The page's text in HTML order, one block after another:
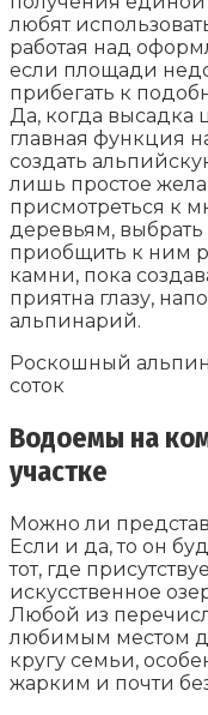
любят
работая над
если площади
прибегать к
Да, когда высадка
главная функция
создать
лишь простое
присмотреться к
деревьям,
приобщить к ним
камни, пока
приятна глазу,
альпинарий.
Роскошный
соток
Водоемы на
участке
Можно ли
Если и да, то он
тот, где
искусственное
Любой из
любимым местом
кругу семьи,
жарким и почти